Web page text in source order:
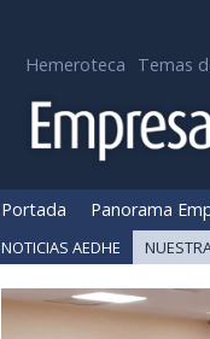
Hemeroteca Temas
Portada Panorama
NOTICIAS AEDHE